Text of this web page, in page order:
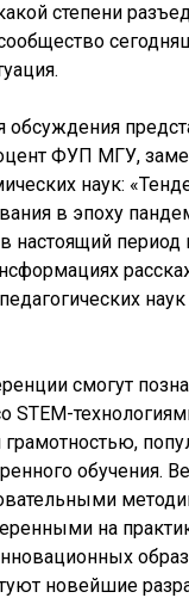
степени
обсуждения
ФУП МГУ,
наук:
в эпоху
настоящий
смогут
STEM-
обучения.
на
новейшие